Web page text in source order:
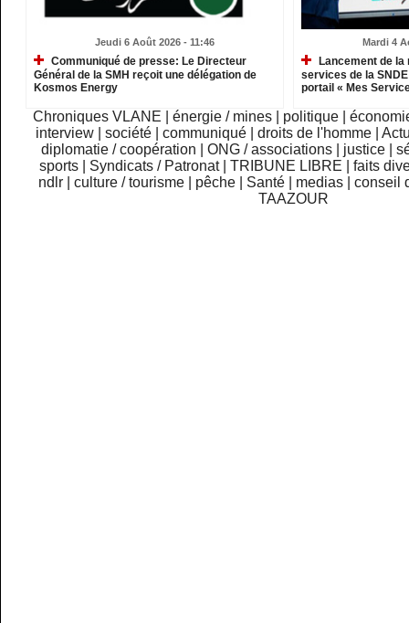
Jeudi 6 Août 2026 - 11:46
Communiqué de presse: Le Directeur
Général de la SMH reçoit une délégation de
Kosmos Energy
Mardi 4
Lancement de
services de la
portail « Mes
Chroniques VLANE énergie / mines politique
interview
|société |communiqué |droits de l'homme |
diplomatie / coopération
ONG / associations justice
sports
Syndicats / Patronat TRIBUNE LIBRE
faits
ndlr
|culture / tourisme pêche Santé medias |conseil
TAAZOUR